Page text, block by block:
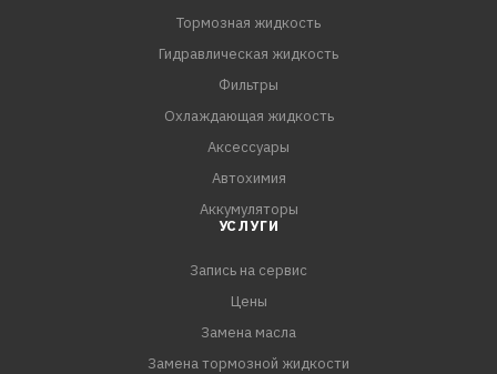
- Способствует нормализации расхода топлива,
улучшению холодного запуска
- Выводит воду из топлива
- Безопасен для катализатора и сажевого фильтра
- Одна упаковка рассчитана на 40 – 60 литров
Тормозная жидкость
Гидравлическая жидкость
Фильтры
Охлаждающая жидкость
Аксессуары
Автохимия
Аккумуляторы
УСЛУГИ
Запись на сервис
Цены
Замена масла
Замена тормозной жидкости